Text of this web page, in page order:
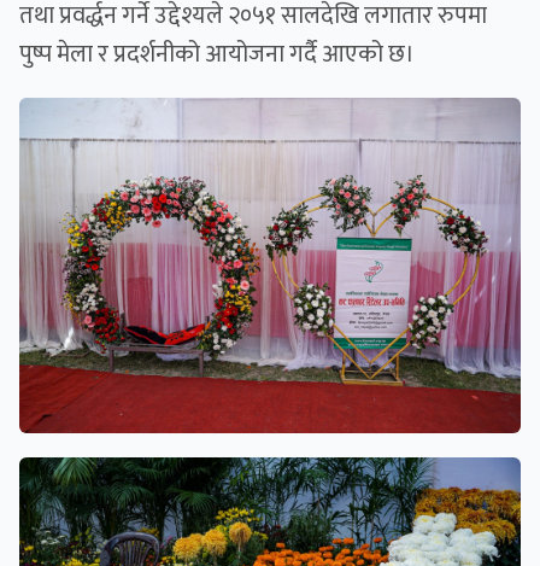
तथा प्रवर्द्धन गर्ने उद्देश्यले २०५१ सालदेखि लगातार रुपमा
पुष्प मेला र प्रदर्शनीको आयोजना गर्दै आएको छ।